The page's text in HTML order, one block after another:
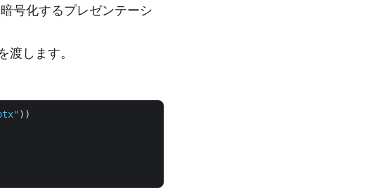
号化するプレゼンテーシ
渡します。
))